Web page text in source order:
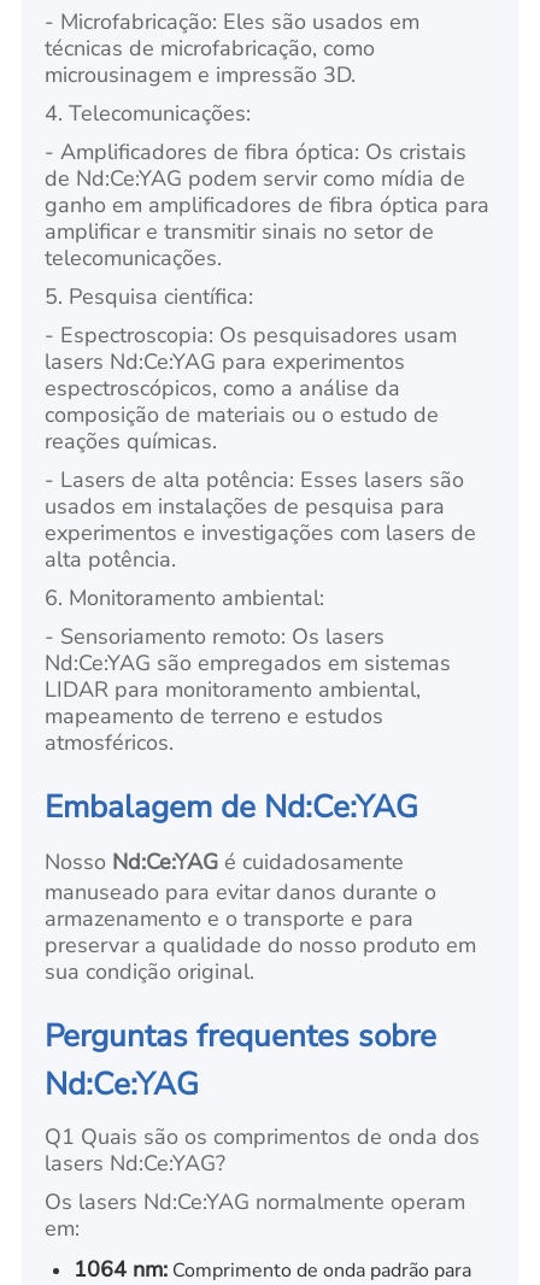
- Microfabricação: Eles são usados em
técnicas de microfabricação, como
microusinagem e impressão 3D.
4. Telecomunicações:
- Amplificadores de fibra óptica: Os cristais
de Nd:Ce:YAG podem servir como mídia de
ganho em amplificadores de fibra óptica para
amplificar e transmitir sinais no setor de
telecomunicações.
5. Pesquisa científica:
- Espectroscopia: Os pesquisadores usam
lasers Nd:Ce:YAG para experimentos
espectroscópicos, como a análise da
composição de materiais ou o estudo de
reações químicas.
- Lasers de alta potência: Esses lasers são
usados em instalações de pesquisa para
experimentos e investigações com lasers de
alta potência.
6. Monitoramento ambiental:
- Sensoriamento remoto: Os lasers
Nd:Ce:YAG são empregados em sistemas
LIDAR para monitoramento ambiental,
mapeamento de terreno e estudos
atmosféricos.
Embalagem de Nd:Ce:YAG
Nosso Nd:Ce:YAG é cuidadosamente
manuseado para evitar danos durante o
armazenamento e o transporte e para
preservar a qualidade do nosso produto em
sua condição original.
Perguntas frequentes sobre
Nd:Ce:YAG
Q1 Quais são os comprimentos de onda dos
lasers Nd:Ce:YAG?
Os lasers Nd:Ce:YAG normalmente operam
em:
1064 nm:Comprimento de onda padrão para